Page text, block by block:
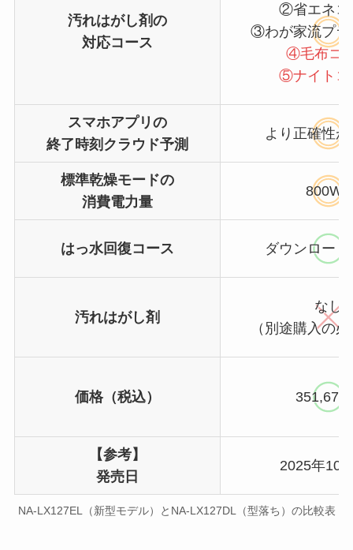
汚れはがし剤の
対応コース
②省エネコ
③わが家流プラ
④毛布コ
⑤ナイトコ
スマホアプリの
終了時刻クラウド予測
より正確性
標準乾燥モードの
消費電力量
800Wh
はっ水回復コース ダウンロー
汚れはがし剤
なし
（別途購入の
価格（税込） 351,677
【参考】
発売日
2025年10
NA-LX127EL（新型モデル）とNA-LX127DL（型落ち）の比較表